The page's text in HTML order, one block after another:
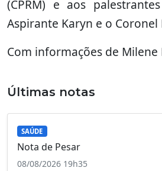
(CPRM) e aos
Aspirante Karyn e o Coronel
Com informações de Milene
Últimas notas
SAÚDE
Nota de Pesar
08/08/2026 19h35